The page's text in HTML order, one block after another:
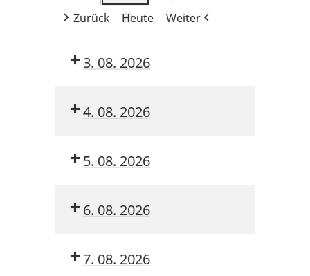
Zurück
Heute Weiter
3. 08. 2026
4. 08. 2026
5. 08. 2026
6. 08. 2026
7. 08. 2026